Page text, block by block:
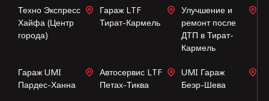
Техно Экспресс
Хайфа (Центр
города)
Гараж LTF
Тират-Кармель
Улучшение и
ремонт после
ДТП в Тират-
Кармель
Гараж UMI
Пардес-Ханна
Автосервис LTF
Петах-Тиква
UMI Гараж
Беэр-Шева